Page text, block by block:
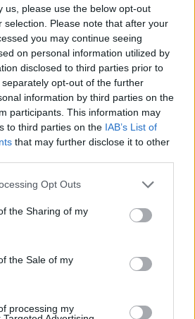
us, please use the below opt-out
selection. Please note that after your
you may continue seeing
on personal information utilized by
disclosed to third parties prior to
opt-out of the further
information by third parties on the
participants. This information may
to third parties on the IAB’s List of
that may further disclose it to other
Opt Outs
the Sharing of my
the Sale of my
processing my
for Italy|Esim for Spain | Esim